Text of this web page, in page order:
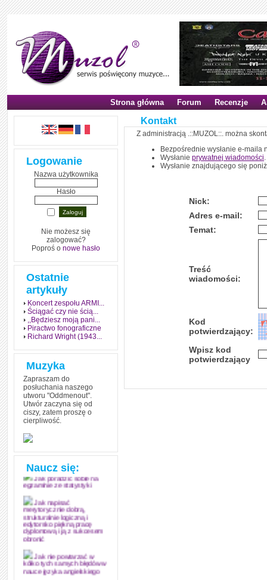
Strona główna Forum Recenzje
Logowanie
Nazwa użytkownika
Hasło
Nie możesz się
zalogować?
Poproś o nowe hasło
Ostatnie
artykuły
Koncert zespołu ARMI...
Ściągać czy nie ścią...
,,Będziesz moją pani...
Piractwo fonograficzne
Richard Wright (1943...
Muzyka
Zapraszam do
posłuchania naszego
utworu "Oddmenout".
Utwór zaczyna się od
ciszy, zatem proszę o
cierpliwość.
Naucz się:
Jak stworzyć fenomen
egzamin? Poznaj metody
Jak poradzić sobie na
egzaminie ze statystyki
Jak napisać
merytorycznie dobrą,
strukturalnie logiczną i
edytorsko piękną pracę
dyplomową i ją z sukcesem
obronić
Jak nie powtarzać w
kółko tych samych błędów w
nauce języka angielskiego
Kontakt
Z administracją .::MUZOL::. można
Bezpośrednie wysłanie e-maila
Wysłanie prywatnej wiadomości.
Wysłanie znajdującego się
Nick:
Adres e-mail:
Temat:
Treść
wiadomości:
Kod
potwierdzający:
Wpisz kod
potwierdzający